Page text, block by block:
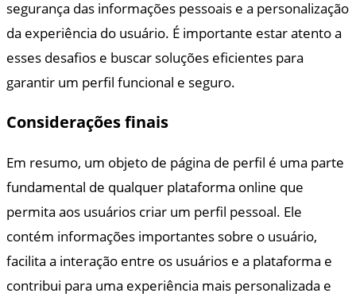
segurança das informações pessoais e a personalização
da experiência do usuário. É importante estar atento a
esses desafios e buscar soluções eficientes para
garantir um perfil funcional e seguro.
Considerações finais
Em resumo, um objeto de página de perfil é uma parte
fundamental de qualquer plataforma online que
permita aos usuários criar um perfil pessoal. Ele
contém informações importantes sobre o usuário,
facilita a interação entre os usuários e a plataforma e
contribui para uma experiência mais personalizada e